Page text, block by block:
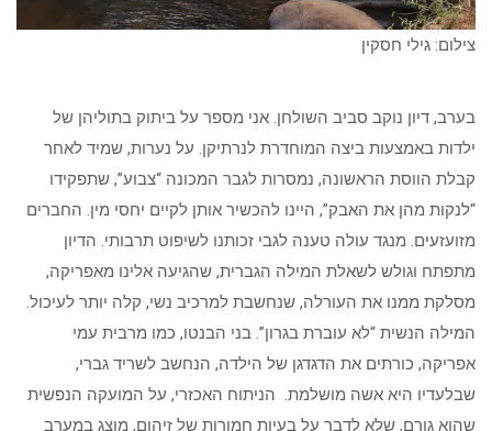
צילום: גילי חסקין
בערב, דיון נוקב סביב השולחן. אני מספר על ביתוק בתוליהן של
ילדות באמצעות ביצה המוחדרת לנרתיקן. על נערות, שמיד לאחר
קבלת הווסת הראשונה, נמסרות לגבר המכונה “צבוע”, שתפקידו
“לנקות מהן את האבק”, היינו להכשיר אותן לקיים יחסי מין. החברים
מזועזעים. מנגד עולה טענה לגבי זכותנו לשיפוט תרבותי. הדיון
מתפתח וגולש לשאלת המילה הגברית, שהגיעה אלינו מאפריקה,
מסלקת ממנו את העורלה, שנחשבת למרכיב נשי, קלה יותר לעיכול.
המילה הנשית “לא עוברת בגרון”. בני הבנטו, כמו מרבית עמי
אפריקה, כורתים את הדגדגן של הילדה, הנחשב לשריד גברי,
שבלעדיו היא אשה מושלמת. הניתוח האכזרי, על המועקה הנפשית
שהוא גורם, שלא לדבר על בעיות חמורות של זיהום, מוצג במערב